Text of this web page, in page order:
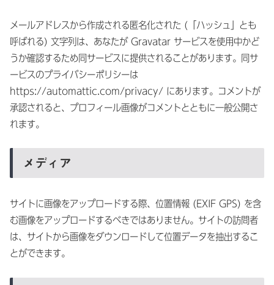
メールアドレスから作成される匿名化された (「ハッシュ」とも
呼ばれる) 文字列は、あなたが Gravatar サービスを使用中かど
うか確認するため同サービスに提供されることがあります。同サ
ービスのプライバシーポリシーは
https://automattic.com/privacy/ にあります。コメントが
承認されると、プロフィール画像がコメントとともに一般公開さ
れます。
メディア
サイトに画像をアップロードする際、位置情報 (EXIF GPS) を含
む画像をアップロードするべきではありません。サイトの訪問者
は、サイトから画像をダウンロードして位置データを抽出するこ
とができます。